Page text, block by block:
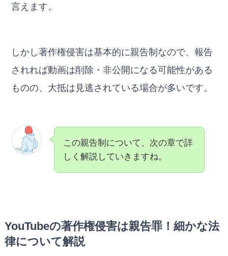
言えます。
しかし著作権侵害は基本的に親告制なので、報告
されれば動画は削除・非公開になる可能性がある
ものの、大抵は見逃されている場合が多いです。
この親告制について、次の章で詳
しく解説していきますね。
YouTubeの著作権侵害は親告罪！細かな法
律について解説